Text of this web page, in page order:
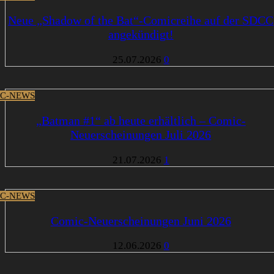
Neue „Shadow of the Bat“-Comicreihe auf der SDCC
angekündigt!
25.07.2026 0
NEWS
„Batman #1“ ab heute erhältlich – Comic-
Neuerscheinungen Juli 2026
21.07.2026 1
NEWS
Comic-Neuerscheinungen Juni 2026
12.06.2026 0